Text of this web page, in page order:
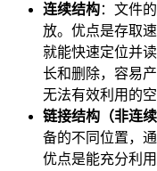
连续结构：文件
放。优点是存取
就能快速定位并
长和删除，容易
无法有效利用的空
链接结构（非连续
备的不同位置，
优点是能充分利